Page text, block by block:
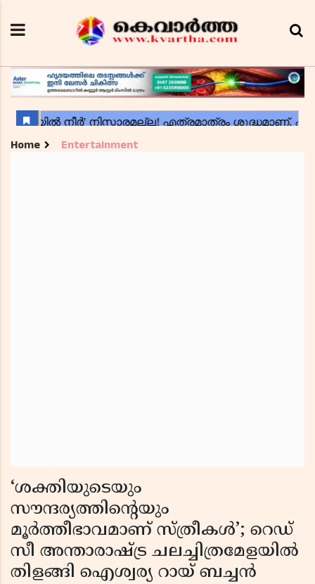
Home Entertainment
‘ശക്തിയുടെയും
സൗന്ദര്യത്തിൻ്റെയും
മൂർത്തീഭാവമാണ് സ്ത്രീകൾ’; റെഡ്
സീ അന്താരാഷ്ട്ര ചലച്ചിത്രമേളയിൽ
തിളങ്ങി ഐശ്വര്യ റായ് ബച്ചൻ